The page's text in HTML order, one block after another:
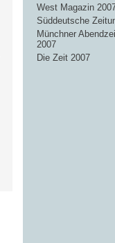
West Magazin
Süddeutsche
Münchner
2007
Die Zeit 2007